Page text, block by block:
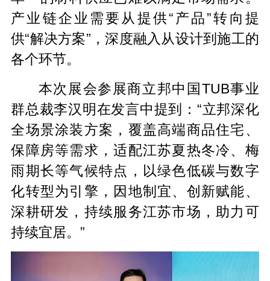
产业链企业需要从提供“产品”转向提
供“解决方案”，深度融入从设计到施工的
各个环节。
本次展会参展商立邦中国TUB事业
群总裁李汉明在发言中提到：“立邦深化
全场景涂装方案，覆盖高端商品住宅、
保障房等需求，适配江苏夏热冬冷、梅
雨期长等气候特点，以绿色低碳与数字
化转型为引擎，因地制宜、创新赋能、
深耕研发，持续服务江苏市场，助力可
持续宜居。”